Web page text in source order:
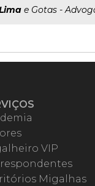
e Gotas -
VIP
Migalhas